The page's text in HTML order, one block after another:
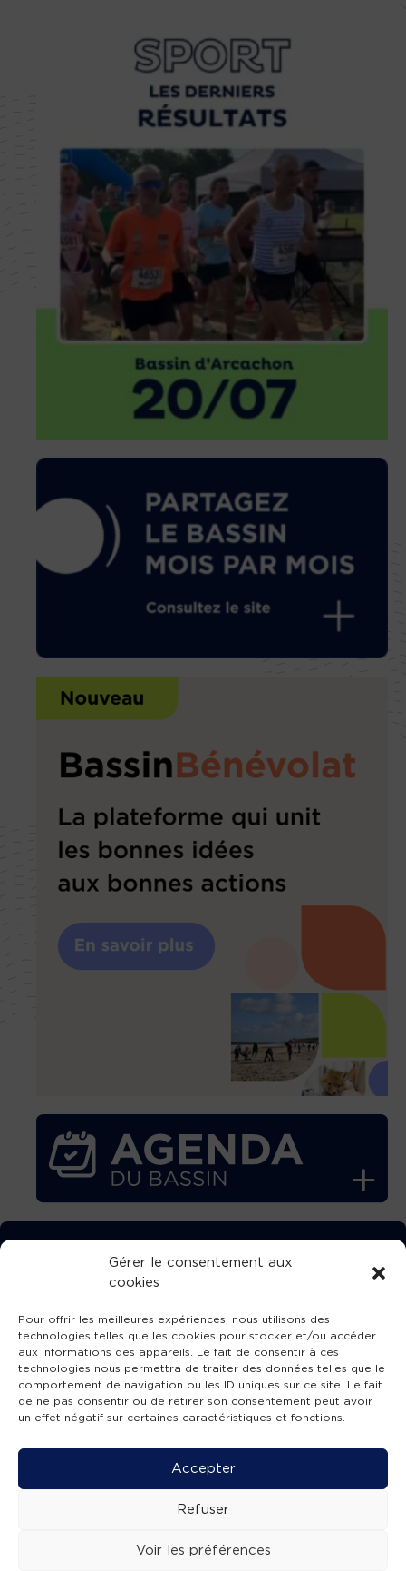
Gérer le consentement aux
cookies
Pour offrir les meilleures expériences, nous utilisons des
technologies telles que les cookies pour stocker et/ou accéder
aux informations des appareils. Le fait de consentir à ces
technologies nous permettra de traiter des données telles que le
comportement de navigation ou les ID uniques sur ce site. Le fait
de ne pas consentir ou de retirer son consentement peut avoir
un effet négatif sur certaines caractéristiques et fonctions.
Accepter
Refuser
Voir les préférences
TÉLÉCHARGEZ GRATUITEMENT
L’APPLICATION TVBA !
SUIVEZ-NOUS !
Mentions légales -Accessibilité